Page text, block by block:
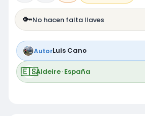
🔑No hacen falta llaves
AutorLuis Cano
🇪🇸Aldeire·España